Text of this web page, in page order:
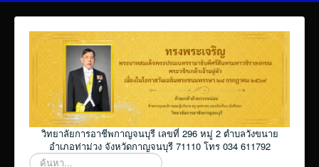
วิทยาลัยการอาชีพกาญจนบุรี เลขที่ 296 หมู่ 2 ตำบลวังขนาย
อำเภอท่าม่วง จังหวัดกาญจนบุรี 71110 โทร 034 611792
ค้นหา...